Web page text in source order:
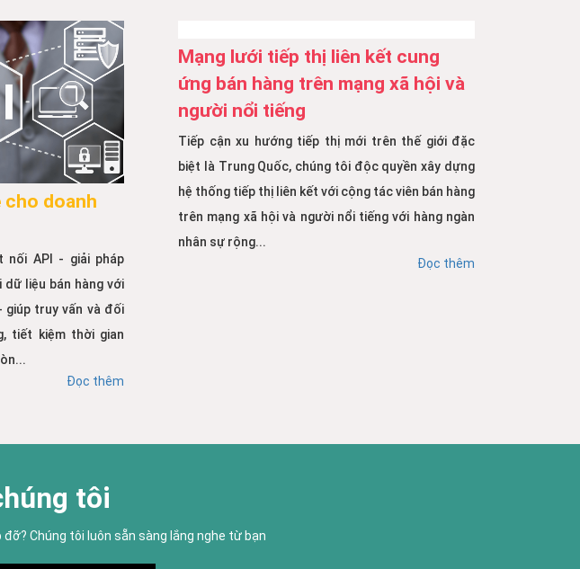
cho doanh
nối API - giải pháp
liệu bán hàng với
truy vấn và đối
tiết kiệm thời gian
Đọc thêm
Mạng lưới tiếp thị liên kết cung
ứng bán hàng trên mạng xã hội và
người nổi tiếng
Tiếp cận xu hướng tiếp thị mới trên thế giới đặc
biệt là Trung Quốc, chúng tôi độc quyền xây dựng
hệ thống tiếp thị liên kết với cộng tác viên bán hàng
trên mạng xã hội và người nổi tiếng với hàng ngàn
nhân sự rộng...
Đọc thêm
tôi
Chúng tôi luôn sẵn sàng lắng nghe từ bạn